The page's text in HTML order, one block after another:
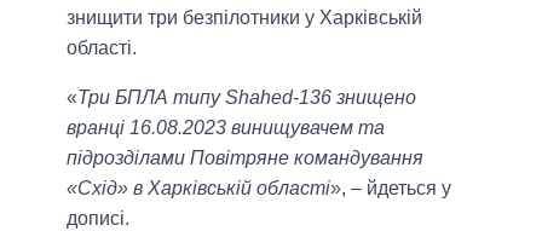
знищити три безпілотники у Харківській
області.
«Три БПЛА типу Shahed-136 знищено
вранці 16.08.2023 винищувачем та
підрозділами Повітряне командування
«Схід» в Харківській області», – йдеться у
дописі.